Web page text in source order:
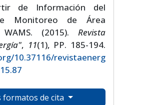
de Información del
Monitoreo de Área
WAMS. (2015). Revista
, 11(1), PP. 185-194.
10.37116/revistaenerg
formatos de cita